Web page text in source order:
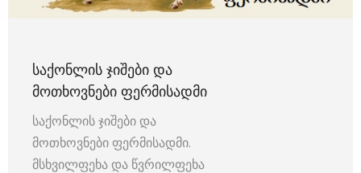
ᲡᲐᲥᲝᲜᲚᲘᲡ ᲯᲘᲨᲔᲑᲘ ᲓᲐ
ᲛᲝᲗᲮᲝᲕᲜᲔᲑᲘ ᲤᲔᲠᲛᲘᲡᲐᲓᲛᲘ
საქონლის ჯიშები და
მოთხოვნები ფერმისადმი.
მსხვილფეხა და წვრილფეხა